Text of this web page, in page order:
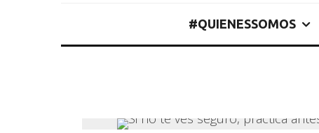
#QUIENESSOMOS